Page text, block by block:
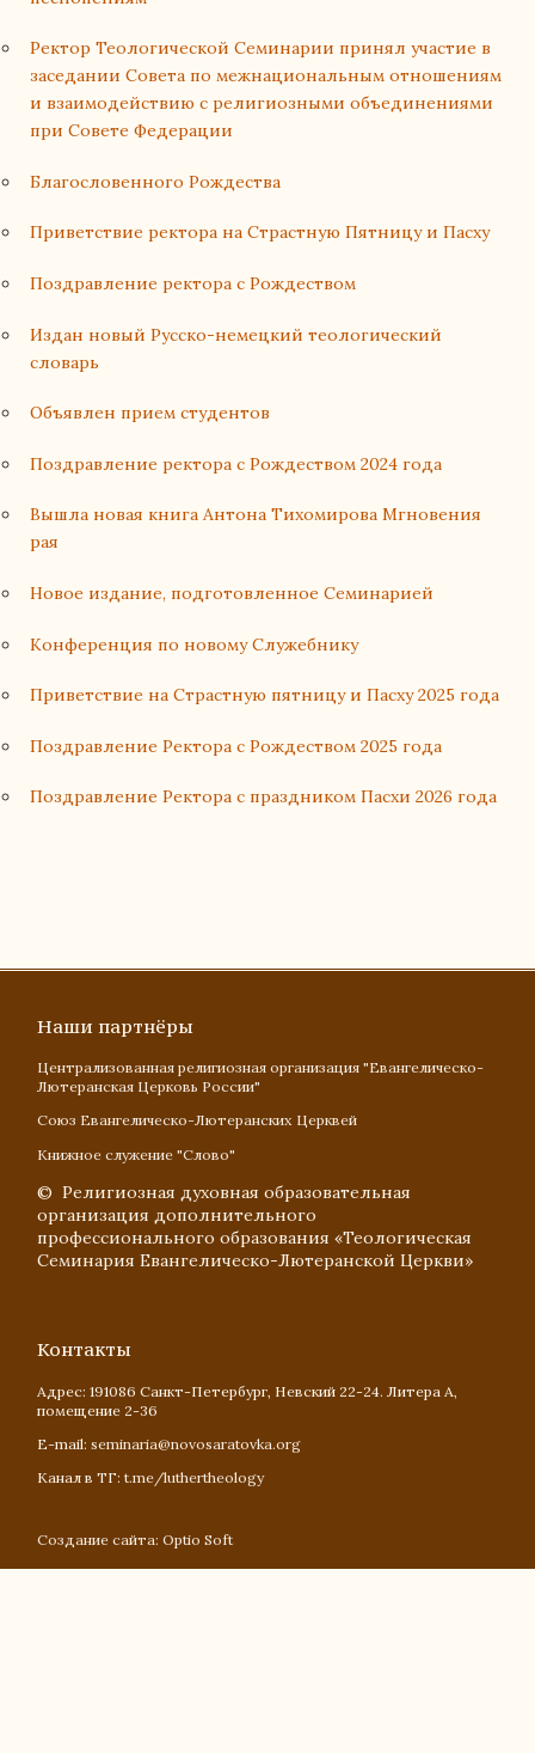
Ректор Теологической Семинарии принял участие в
заседании Совета по межнациональным отношениям
и взаимодействию с религиозными объединениями
при Совете Федерации
Благословенного Рождества
Приветствие ректора на Страстную Пятницу и Пасху
Поздравление ректора с Рождеством
Издан новый Русско-немецкий теологический
словарь
Объявлен прием студентов
Поздравление ректора с Рождеством 2024 года
Вышла новая книга Антона Тихомирова Мгновения
рая
Новое издание, подготовленное Семинарией
Конференция по новому Служебнику
Приветствие на Страстную пятницу и Пасху 2025 года
Поздравление Ректора с Рождеством 2025 года
Поздравление Ректора с праздником Пасхи 2026 года
Наши партнёры
Централизованная религиозная организация "Евангелическо-
Лютеранская Церковь России"
Союз Евангелическо-Лютеранских Церквей
Книжное служение "Слово"
© Религиозная духовная образовательная
организация дополнительного
профессионального образования «Теологическая
Семинария Евангелическо-Лютеранской Церкви»
Контакты
Адрес:191086 Санкт-Петербург, Невский 22-24. Литера А,
помещение 2-36
E-mail:seminaria@novosaratovka.org
Канал в ТГ:t.me/luthertheology
Создание сайта: Optio Soft